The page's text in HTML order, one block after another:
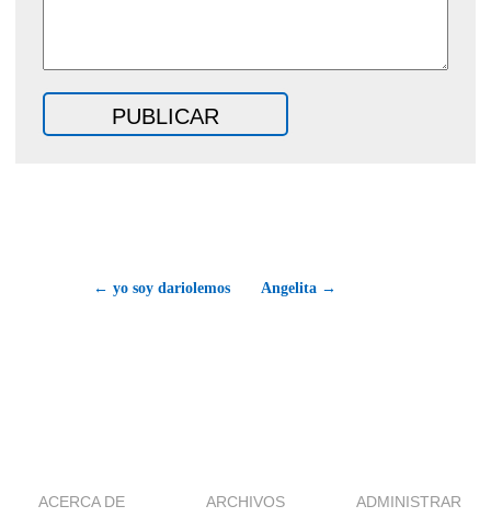
← yo soy dariolemos Angelita →
ACERCA DE ARCHIVOS ADMINISTRAR